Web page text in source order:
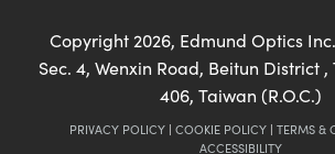
Copyright2026, Edmund Optics
Sec. 4, Wenxin Road, Beitun District
406, Taiwan (R.O.C.)
PRIVACY POLICY | COOKIE POLICY | TERMS &
ACCESSIBILITY